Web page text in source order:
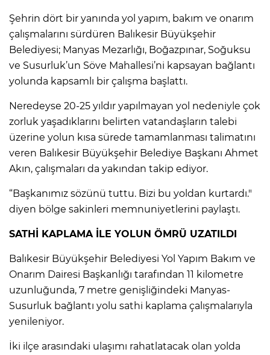
Şehrin dört bir yanında yol yapım, bakım ve onarım
çalışmalarını sürdüren Balıkesir Büyükşehir
Belediyesi; Manyas Mezarlığı, Boğazpınar, Soğuksu
ve Susurluk’un Söve Mahallesi’ni kapsayan bağlantı
yolunda kapsamlı bir çalışma başlattı.
Neredeyse 20-25 yıldır yapılmayan yol nedeniyle çok
zorluk yaşadıklarını belirten vatandaşların talebi
üzerine yolun kısa sürede tamamlanması talimatını
veren Balıkesir Büyükşehir Belediye Başkanı Ahmet
Akın, çalışmaları da yakından takip ediyor.
“Başkanımız sözünü tuttu. Bizi bu yoldan kurtardı."
diyen bölge sakinleri memnuniyetlerini paylaştı.
SATHİ KAPLAMA İLE YOLUN ÖMRÜ UZATILDI
Balıkesir Büyükşehir Belediyesi Yol Yapım Bakım ve
Onarım Dairesi Başkanlığı tarafından 11 kilometre
uzunluğunda, 7 metre genişliğindeki Manyas-
Susurluk bağlantı yolu sathi kaplama çalışmalarıyla
yenileniyor.
İki ilçe arasındaki ulaşımı rahatlatacak olan yolda